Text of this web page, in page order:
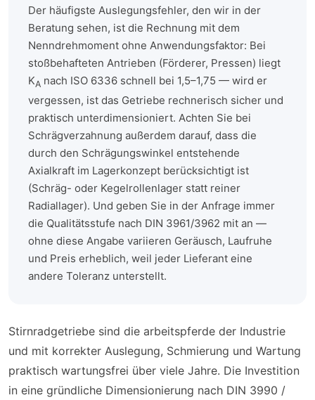
Der häufigste Auslegungsfehler, den wir in der
Beratung sehen, ist die Rechnung mit dem
Nenndrehmoment ohne Anwendungsfaktor: Bei
stoßbehafteten Antrieben (Förderer, Pressen) liegt
KA nach ISO 6336 schnell bei 1,5–1,75 — wird er
vergessen, ist das Getriebe rechnerisch sicher und
praktisch unterdimensioniert. Achten Sie bei
Schrägverzahnung außerdem darauf, dass die
durch den Schrägungswinkel entstehende
Axialkraft im Lagerkonzept berücksichtigt ist
(Schräg- oder Kegelrollenlager statt reiner
Radiallager). Und geben Sie in der Anfrage immer
die Qualitätsstufe nach DIN 3961/3962 mit an —
ohne diese Angabe variieren Geräusch, Laufruhe
und Preis erheblich, weil jeder Lieferant eine
andere Toleranz unterstellt.
Stirnradgetriebe sind die arbeitspferde der Industrie
und mit korrekter Auslegung, Schmierung und Wartung
praktisch wartungsfrei über viele Jahre. Die Investition
in eine gründliche Dimensionierung nach DIN 3990 /